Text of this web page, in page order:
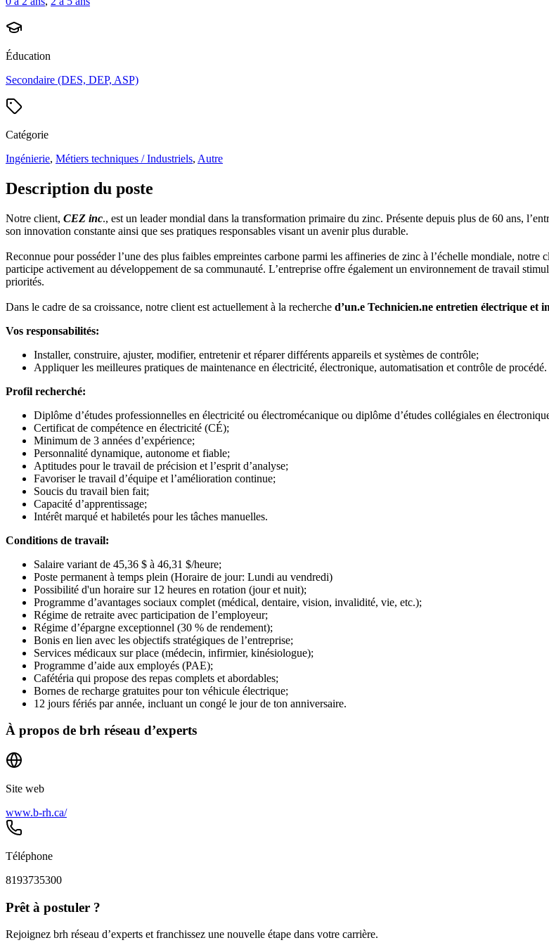
Éducation
Secondaire (DES, DEP, ASP)
Catégorie
Ingénierie, Métiers techniques / Industriels, Autre
Description du poste
Notre client, CEZ inc., est un leader mondial dans la transformation primaire du zinc. Présente depuis plus de 60 ans,
son innovation constante ainsi que ses pratiques responsables visant un avenir plus durable.
Reconnue pour posséder l’une des plus faibles empreintes carbone parmi les affineries de zinc à l’échelle mondiale,
participe activement au développement de sa communauté. L’entreprise offre également un environnement de travail
priorités.
Dans le cadre de sa croissance, notre client est actuellement à la recherche d’un.e Technicien.ne entretien électrique et
Vos responsabilités:
Installer, construire, ajuster, modifier, entretenir et réparer différents appareils et systèmes de contrôle;
Appliquer les meilleures pratiques de maintenance en électricité, électronique, automatisation et contrôle de procédé.
Profil recherché:
Diplôme d’études professionnelles en électricité ou électromécanique ou diplôme d’études collégiales en
Certificat de compétence en électricité (CÉ);
Minimum de 3 années d’expérience;
Personnalité dynamique, autonome et fiable;
Aptitudes pour le travail de précision et l’esprit d’analyse;
Favoriser le travail d’équipe et l’amélioration continue;
Soucis du travail bien fait;
Capacité d’apprentissage;
Intérêt marqué et habiletés pour les tâches manuelles.
Conditions de travail:
Salaire variant de 45,36 $ à 46,31 $/heure;
Poste permanent à temps plein (Horaire de jour: Lundi au vendredi)
Possibilité d'un horaire sur 12 heures en rotation (jour et nuit);
Programme d’avantages sociaux complet (médical, dentaire, vision, invalidité, vie, etc.);
Régime de retraite avec participation de l’employeur;
Régime d’épargne exceptionnel (30 % de rendement);
Bonis en lien avec les objectifs stratégiques de l’entreprise;
Services médicaux sur place (médecin, infirmier, kinésiologue);
Programme d’aide aux employés (PAE);
Cafétéria qui propose des repas complets et abordables;
Bornes de recharge gratuites pour ton véhicule électrique;
12 jours fériés par année, incluant un congé le jour de ton anniversaire.
À propos de brh réseau d’experts
Site web
www.b-rh.ca/
Téléphone
8193735300
Prêt à postuler ?
Rejoignez brh réseau d’experts et franchissez une nouvelle étape dans votre carrière.